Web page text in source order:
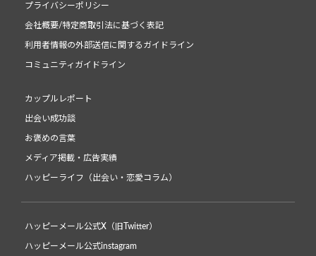
プライバシーポリシー
会社概要/特定商取引法に基づく表記
利用者情報の外部送信に関するガイドライン
コミュニティガイドライン
カップルレポート
出会い成功談
お褒めの言葉
メディア掲載・広告実績
ハッピーライフ（出会い・恋愛コラム）
ハッピーメール公式X（旧Twitter）
ハッピーメール公式instagram